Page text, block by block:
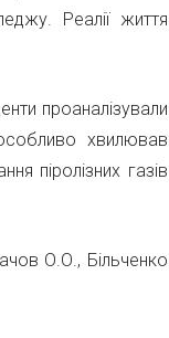
Реалії життя
проаналізували
хвилював
піролізних газів
О.О., Більченко